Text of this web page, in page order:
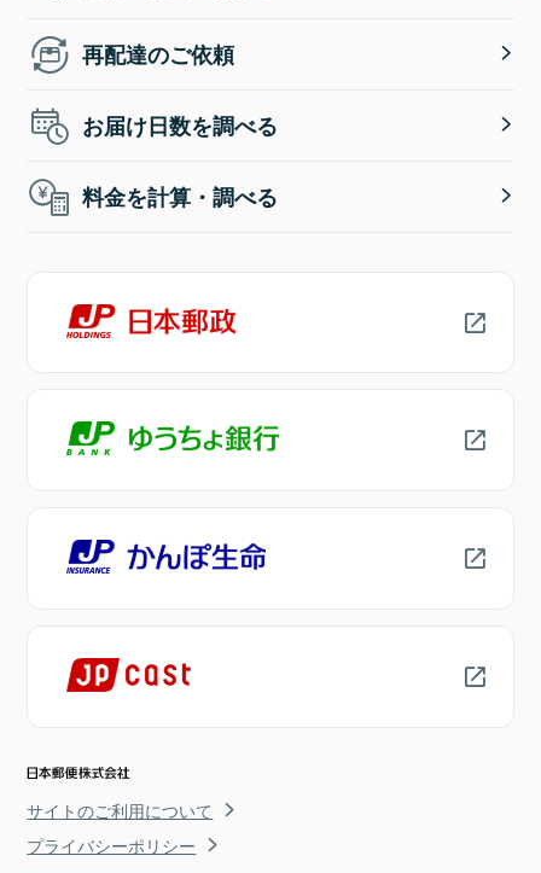
再配達のご依頼
お届け日数を調べる
料金を計算・調べる
サイトのご利用について
プライバシーポリシー